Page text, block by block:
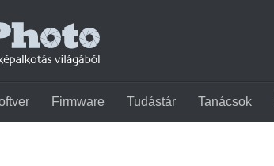
Firmware Tudástár Tanácsok